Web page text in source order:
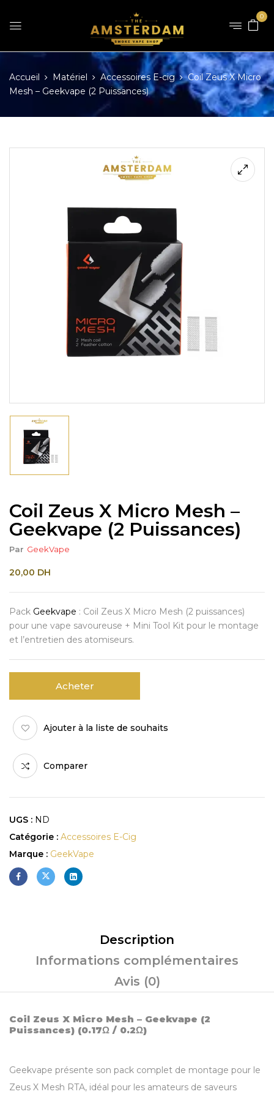
0
Accueil Matériel Accessoires E-cig
Coil Zeus X Micro
Mesh – Geekvape (2 Puissances)
Coil Zeus X Micro Mesh –
Geekvape (2 Puissances)
Par GeekVape
20,00 DH
Pack Geekvape : Coil Zeus X Micro Mesh (2 puissances)
pour une vape savoureuse + Mini Tool Kit pour le montage
et l’entretien des atomiseurs.
Acheter
Ajouter à la liste de souhaits
Comparer
UGS : ND
Catégorie : Accessoires E-Cig
Marque : GeekVape
Description
Informations complémentaires
Avis (0)
Coil Zeus X Micro Mesh – Geekvape (2
Puissances) (0.17Ω / 0.2Ω)
Geekvape présente son pack complet de montage pour le
Zeus X Mesh RTA, idéal pour les amateurs de saveurs